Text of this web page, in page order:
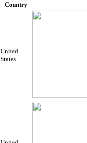
Country
United
States